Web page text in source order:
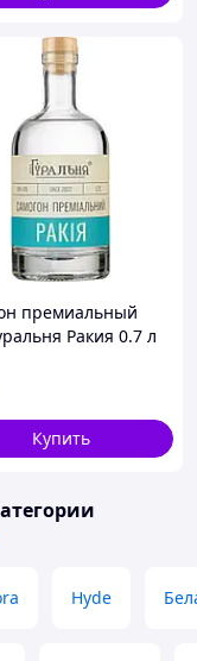
премиальный
Ракия 0.7 л
Купить
Hyde